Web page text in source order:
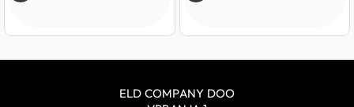
ELD COMPANY DOO